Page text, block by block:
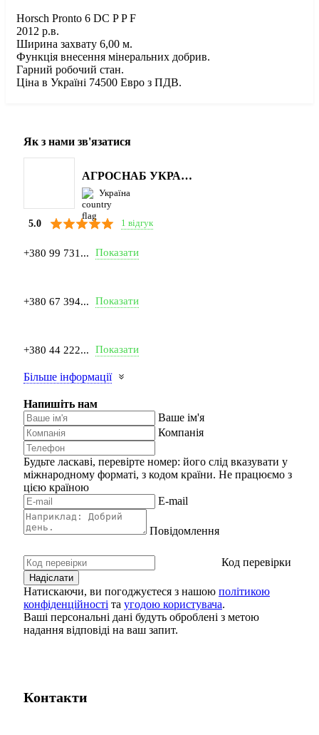
Horsch Pronto 6 DC P P F
2012 р.в.
Ширина захвату 6,00 м.
Функція внесення мінеральних добрив.
Гарний робочий стан.
Ціна в Україні 74500 Евро з ПДВ.
Як з нами зв'язатися
АГРОСНАБ УКРАЇНА
Україна
5.0 1 відгук
+380 99 731... Показати
+380 67 394... Показати
+380 44 222... Показати
Більше інформації
Напишіть нам
Ваше ім'я
Компанія
Будьте ласкаві, перевірте номер: його слід вказувати у
міжнародному форматі, з кодом країни. Не працюємо з
цією країною
E-mail
Повідомлення
Код перевірки
Натискаючи, ви погоджуєтеся з нашою політикою
конфіденційності та угодою користувача.
Ваші персональні дані будуть оброблені з метою
надання відповіді на ваш запит.
Контакти